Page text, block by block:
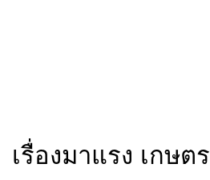
เรื่องมาแรง เกษตร